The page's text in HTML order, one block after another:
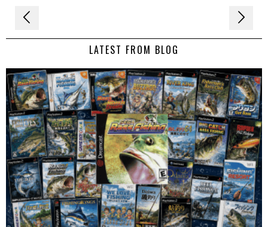
Navigation
de LATEST FROM BLOG